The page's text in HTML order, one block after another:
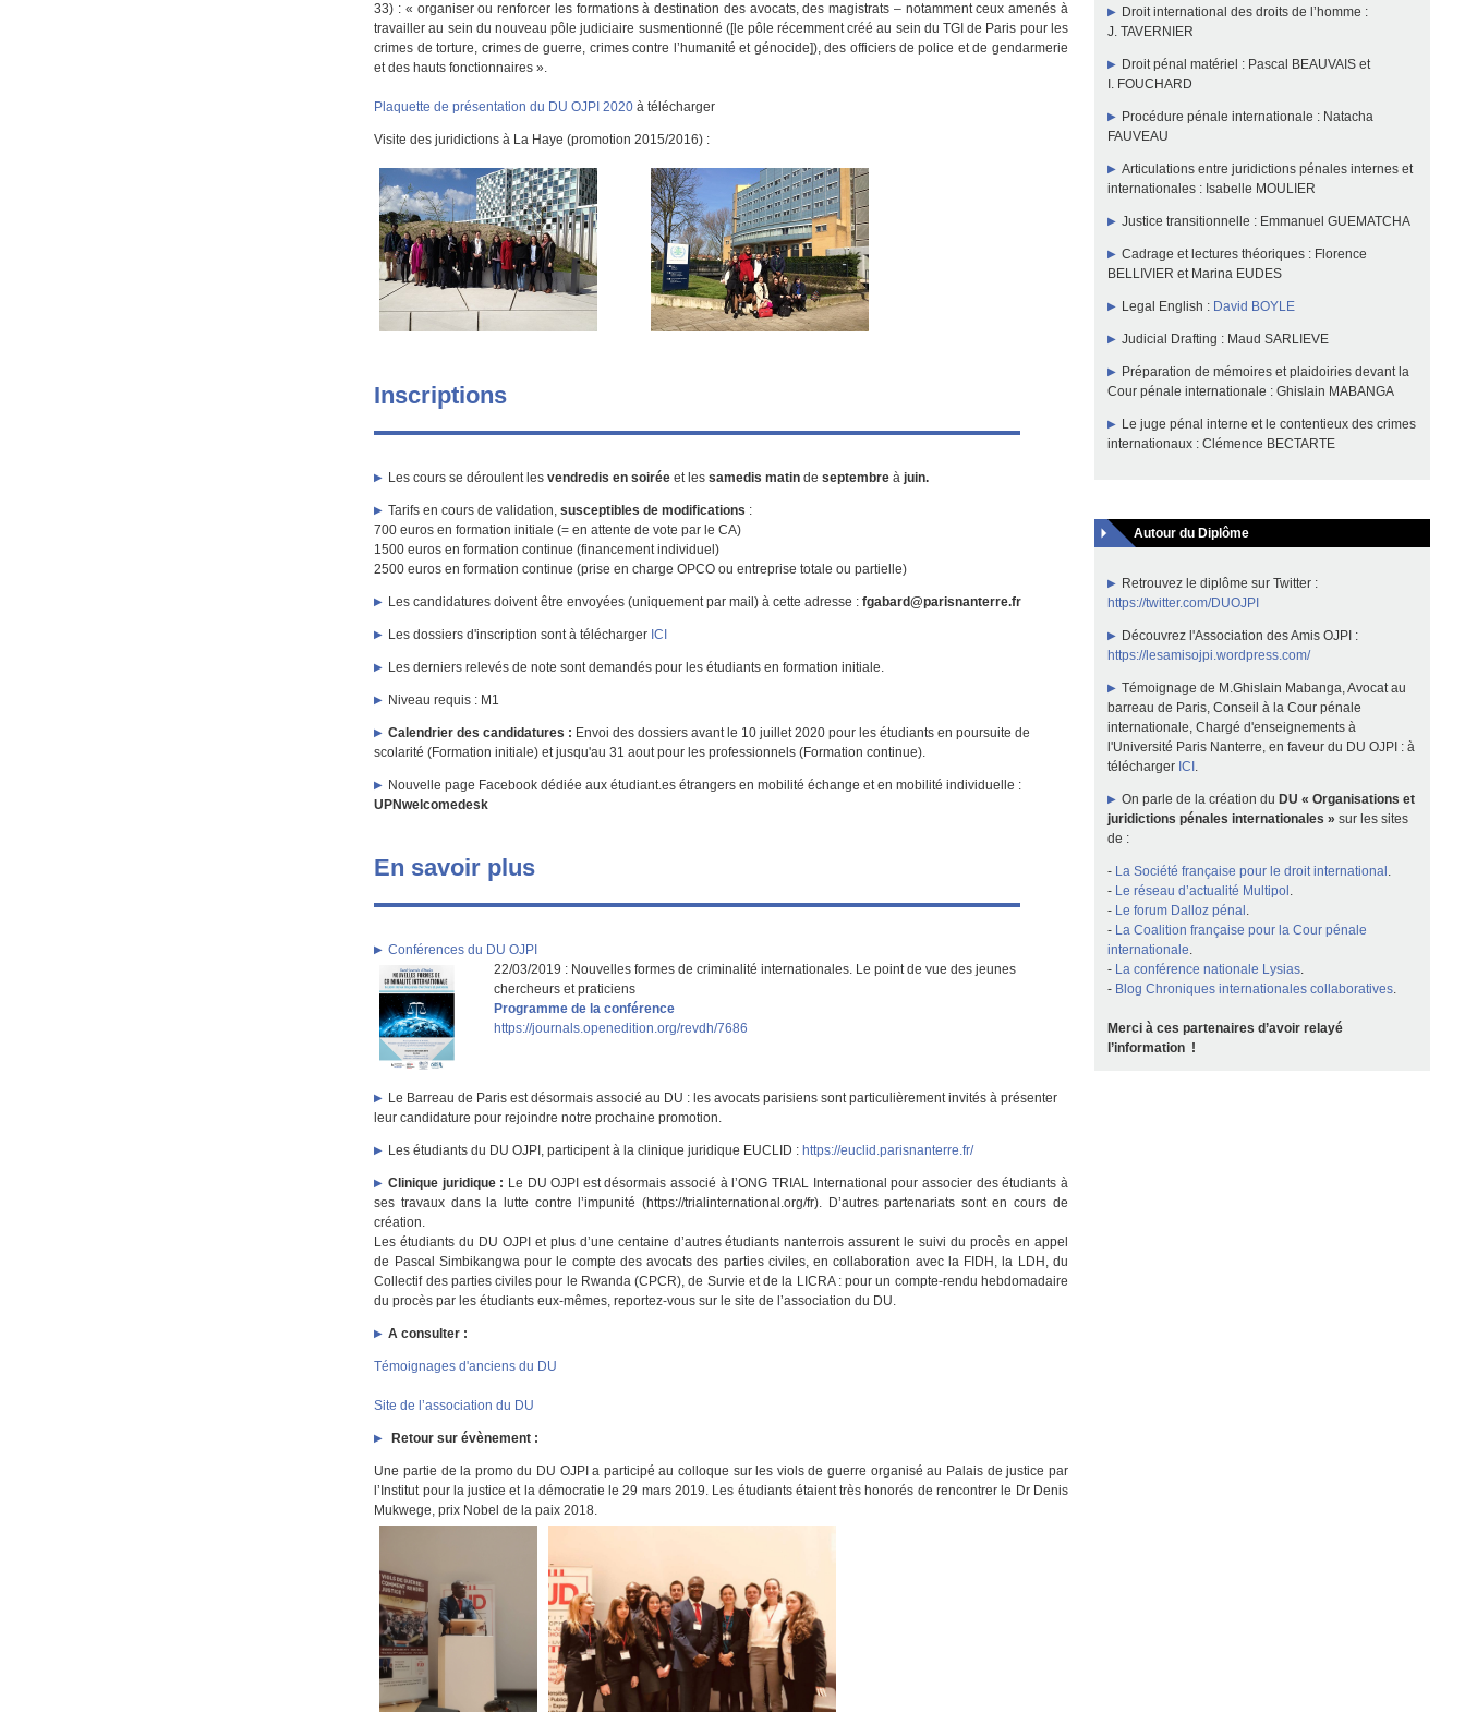
33) : « organiser ou renforcer les formations à destination des avocats, des magistrats – notamment ceux amenés à
travailler au sein du nouveau pôle judiciaire susmentionné ([le pôle récemment créé au sein du TGI de Paris pour les
crimes de torture, crimes de guerre, crimes contre l’humanité et génocide]), des officiers de police et de gendarmerie
et des hauts fonctionnaires ».
Plaquette de présentation du DU OJPI 2020 à télécharger
Visite des juridictions à La Haye (promotion 2015/2016) :
Inscriptions
Les cours se déroulent lesvendredis en soirée et lessamedis matin deseptembreàjuin.
Tarifs en cours de validation,susceptibles de modifications :
700 euros en formation initiale (= en attente de vote par le CA)
1500 euros en formation continue (financement individuel)
2500 euros en formation continue (prise en charge OPCO ou entreprise totale ou partielle)
Les candidatures doivent être envoyées (uniquement par mail) à cette adresse :fgabard@parisnanterre.fr
Les dossiers d'inscription sont à télécharger ICI
Les derniers relevés de note sont demandés pour les étudiants en formation initiale.
Niveau requis : M1
Calendrier des candidatures : Envoi des dossiers avant le 10 juillet 2020 pour les étudiants en poursuite de
scolarité (Formation initiale) et jusqu'au 31 aout pour les professionnels (Formation continue).
Nouvelle page Facebook dédiée aux étudiant.es étrangers en mobilité échange et en mobilité individuelle :
UPNwelcomedesk
En savoir plus
Conférences du DU OJPI
22/03/2019 : Nouvelles formes de criminalité internationales. Le point de vue des jeunes
chercheurs et praticiens
Programme de la conférence
https://journals.openedition.org/revdh/7686
Le Barreau de Paris est désormais associé au DU : les avocats parisiens sont particulièrement invités à présenter
leur candidature pour rejoindre notre prochaine promotion.
Les étudiants du DU OJPI, participent à la clinique juridique EUCLID : https://euclid.parisnanterre.fr/
Clinique juridique : Le DU OJPI est désormais associé à l’ONG TRIAL International pour associer des étudiants à
ses travaux dans la lutte contre l’impunité (https://trialinternational.org/fr). D’autres partenariats sont en cours de
création.
Les étudiants du DU OJPI et plus d’une centaine d’autres étudiants nanterrois assurent le suivi du procès en appel
de Pascal Simbikangwa pour le compte des avocats des parties civiles, en collaboration avec la FIDH, la LDH, du
Collectif des parties civiles pour le Rwanda (CPCR), de Survie et de la LICRA : pour un compte-rendu hebdomadaire
du procès par les étudiants eux-mêmes, reportez-vous sur le site de l’association du DU.
A consulter :
Témoignages d'anciens du DU
Site de l’association du DU
Retour sur évènement :
Une partie de la promo du DU OJPI a participé au colloque sur les viols de guerre organisé au Palais de justice par
l’Institut pour la justice et la démocratie le 29 mars 2019. Les étudiants étaient très honorés de rencontrer le Dr Denis
Mukwege, prix Nobel de la paix 2018.
Droit international des droits de l’homme :
J. TAVERNIER
Droit pénal matériel : Pascal BEAUVAISet
I. FOUCHARD
Procédure pénale internationale : Natacha
FAUVEAU
Articulations entre juridictions pénales internes et
internationales : Isabelle MOULIER
Justice transitionnelle : Emmanuel GUEMATCHA
Cadrage et lectures théoriques : Florence
BELLIVIER et Marina EUDES
Legal English : David BOYLE
Judicial Drafting : Maud SARLIEVE
Préparation de mémoires et plaidoiries devant la
Cour pénale internationale : Ghislain MABANGA
Le juge pénal interne et le contentieux des crimes
internationaux : Clémence BECTARTE
Autour du Diplôme
Retrouvez le diplôme sur Twitter :
https://twitter.com/DUOJPI
Découvrez l'Association des Amis OJPI :
https://lesamisojpi.wordpress.com/
Témoignage de M.Ghislain Mabanga, Avocat au
barreau de Paris, Conseil à la Cour pénale
internationale, Chargé d'enseignements à
l'Université Paris Nanterre, en faveur du DU OJPI : à
télécharger ICI .
On parle de la création du DU « Organisations et
juridictions pénales internationales » sur les sites
de :
- La Société française pour le droit international .
- Le réseau d’actualité Multipol .
- Le forum Dalloz pénal .
- La Coalition française pour la Cour pénale
internationale.
- La conférence nationale Lysias.
- Blog Chroniques internationales collaboratives.
Merci à ces partenaires d’avoir relayé
l’information !